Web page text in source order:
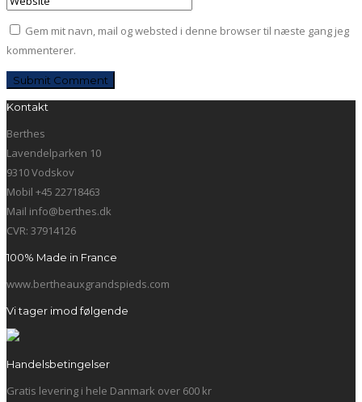
Gem mit navn, mail og websted i denne browser til næste gang jeg
kommenterer.
Kontakt
Berthes
Lavendelparken 10
9310 Vodskov
Mobil +45 22718463
Mail info@berthes.dk
CVR: 37914126
100% Made in France
www.bertheauxgrandspieds.com
Vi tager imod følgende
Handelsbetingelser
Gratis levering i hele Danmark over 600 kr